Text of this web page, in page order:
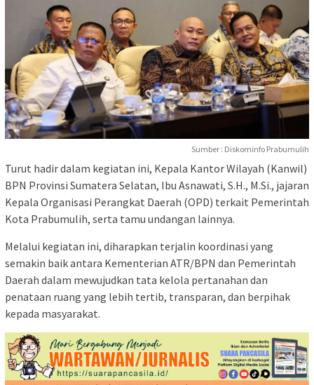
Sumber : Diskominfo Prabumulih
Turut hadir dalam kegiatan ini, Kepala Kantor Wilayah (Kanwil)
BPN Provinsi Sumatera Selatan, Ibu Asnawati, S.H., M.Si., jajaran
Kepala Organisasi Perangkat Daerah (OPD) terkait Pemerintah
Kota Prabumulih, serta tamu undangan lainnya.
Melalui kegiatan ini, diharapkan terjalin koordinasi yang
semakin baik antara Kementerian ATR/BPN dan Pemerintah
Daerah dalam mewujudkan tata kelola pertanahan dan
penataan ruang yang lebih tertib, transparan, dan berpihak
kepada masyarakat.